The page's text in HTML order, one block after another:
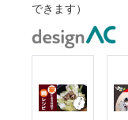
できます）